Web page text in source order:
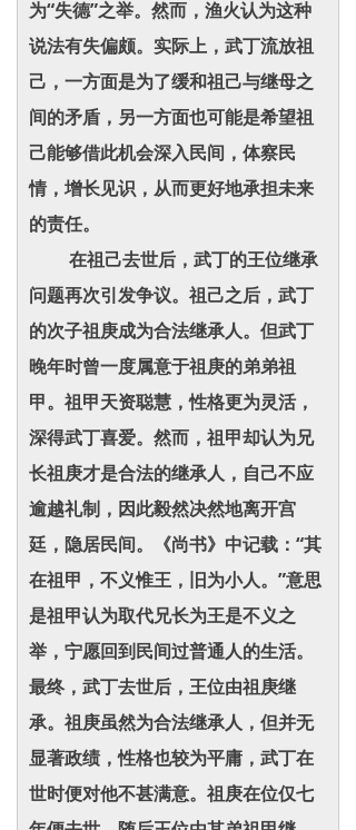
为“失德”之举。然而，渔火认为这种
说法有失偏颇。实际上，武丁流放祖
己，一方面是为了缓和祖己与继母之
间的矛盾，另一方面也可能是希望祖
己能够借此机会深入民间，体察民
情，增长见识，从而更好地承担未来
的责任。
在祖己去世后，武丁的王位继承
问题再次引发争议。祖己之后，武丁
的次子祖庚成为合法继承人。但武丁
晚年时曾一度属意于祖庚的弟弟祖
甲。祖甲天资聪慧，性格更为灵活，
深得武丁喜爱。然而，祖甲却认为兄
长祖庚才是合法的继承人，自己不应
逾越礼制，因此毅然决然地离开宫
廷，隐居民间。《尚书》中记载：“其
在祖甲，不义惟王，旧为小人。”意思
是祖甲认为取代兄长为王是不义之
举，宁愿回到民间过普通人的生活。
最终，武丁去世后，王位由祖庚继
承。祖庚虽然为合法继承人，但并无
显著政绩，性格也较为平庸，武丁在
世时便对他不甚满意。祖庚在位仅七